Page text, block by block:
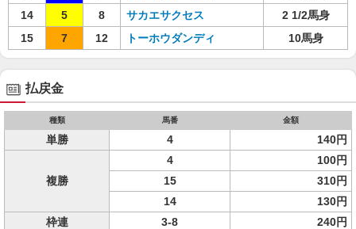
14
5 8 サカエサクセス
2 1/2馬身
15
7 12 トーホウダンディ 10馬身
払戻金
種類 馬番 金額
単勝 4 140円
複勝
4
100円
15
310円
14
130円
枠連
3-8
240円